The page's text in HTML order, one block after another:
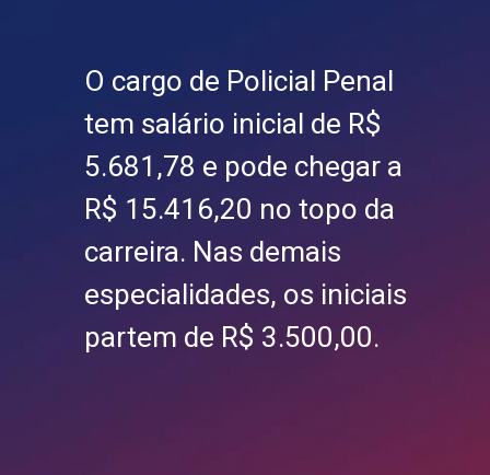
O cargo de Policial Penal
tem salário inicial de R$
5.681,78 e pode chegar a
R$ 15.416,20 no topo da
carreira. Nas demais
especialidades, os iniciais
partem de R$ 3.500,00.